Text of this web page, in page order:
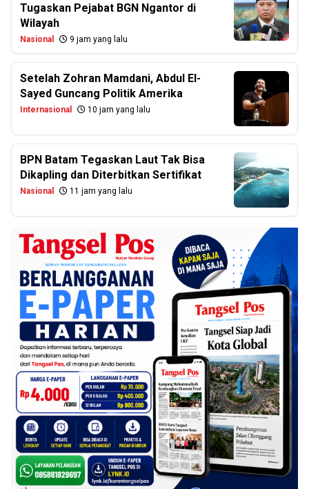
Tugaskan Pejabat BGN Ngantor di
Wilayah
Nasional 9 jam yang lalu
Setelah Zohran Mamdani, Abdul El-
Sayed Guncang Politik Amerika
Internasional 10 jam yang lalu
BPN Batam Tegaskan Laut Tak Bisa
Dikapling dan Diterbitkan Sertifikat
Nasional 11 jam yang lalu